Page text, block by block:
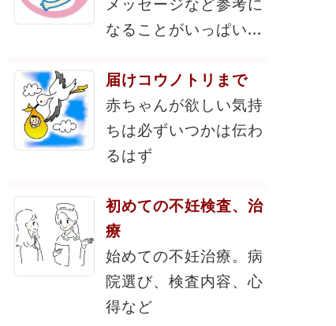
なることがいっぱい...
届けコウノトリまで
赤ちゃんが欲しい気持
ちは必ずいつかは伝わ
るはず
初めての不妊検査、治
療
始めての不妊治療。病
院選び、検査内容、心
得など